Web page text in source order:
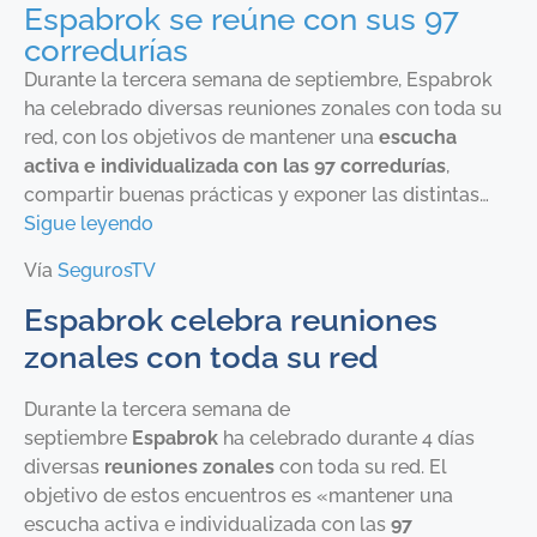
Espabrok se reúne con sus 97
corredurías
Durante la tercera semana de septiembre, Espabrok
ha celebrado diversas reuniones zonales con toda su
red, con los objetivos de mantener una escucha
activa e individualizada con las 97 corredurías,
compartir buenas prácticas y exponer las distintas…
Sigue leyendo
Vía SegurosTV
Espabrok celebra reuniones
zonales con toda su red
Durante la tercera semana de
septiembre Espabrok ha celebrado durante 4 días
diversas reuniones zonales con toda su red. El
objetivo de estos encuentros es «mantener una
escucha activa e individualizada con las 97